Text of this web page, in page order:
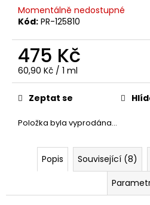
Momentálně nedostupné
Kód: PR-125810
475 Kč
Měrná
cena:
60,90 Kč / 1 ml
Položka byla vyprodána…
Zeptat se
Popis Související (8)
D
o
p
u
č
u
e